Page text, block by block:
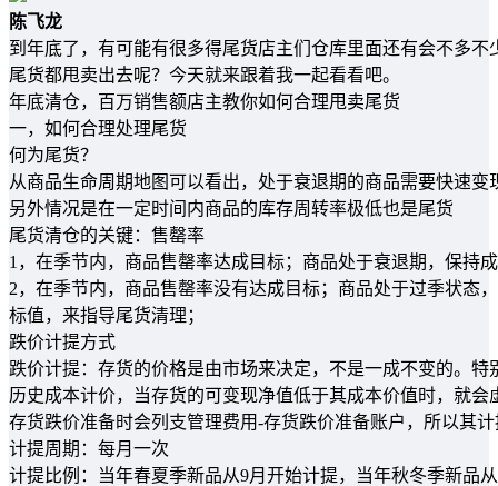
陈飞龙
到年底了，有可能有很多得尾货店主们仓库里面还有会不多
尾货都甩卖出去呢？今天就来跟着我一起看看吧。
年底清仓，百万销售额店主教你如何合理甩卖尾货
一，如何合理处理尾货
何为尾货？
从商品生命周期地图可以看出，处于衰退期的商品需要快速
另外情况是在一定时间内商品的库存周转率极低也是尾货
尾货清仓的关键：售罄率
1，在季节内，商品售罄率达成目标；商品处于衰退期，保持
2，在季节内，商品售罄率没有达成目标；商品处于过季状态
标值，来指导尾货清理；
跌价计提方式
跌价计提：存货的价格是由市场来决定，不是一成不变的。
历史成本计价，当存货的可变现净值低于其成本价值时，就
存货跌价准备时会列支管理费用-存货跌价准备账户，所以其
计提周期：每月一次
计提比例：当年春夏季新品从9月开始计提，当年秋冬季新品